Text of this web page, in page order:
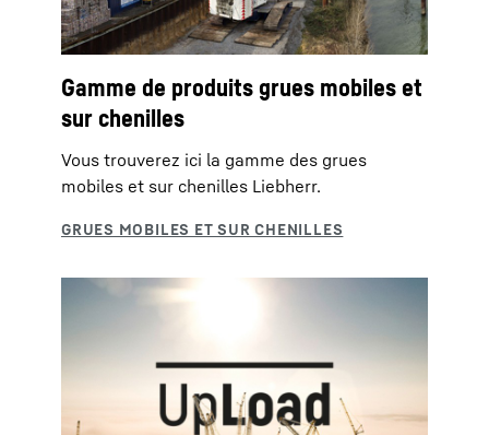
Gamme de produits grues mobiles et
sur chenilles
Vous trouverez ici la gamme des grues
mobiles et sur chenilles Liebherr.